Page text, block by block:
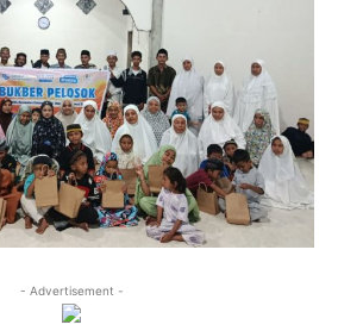
- Advertisement -